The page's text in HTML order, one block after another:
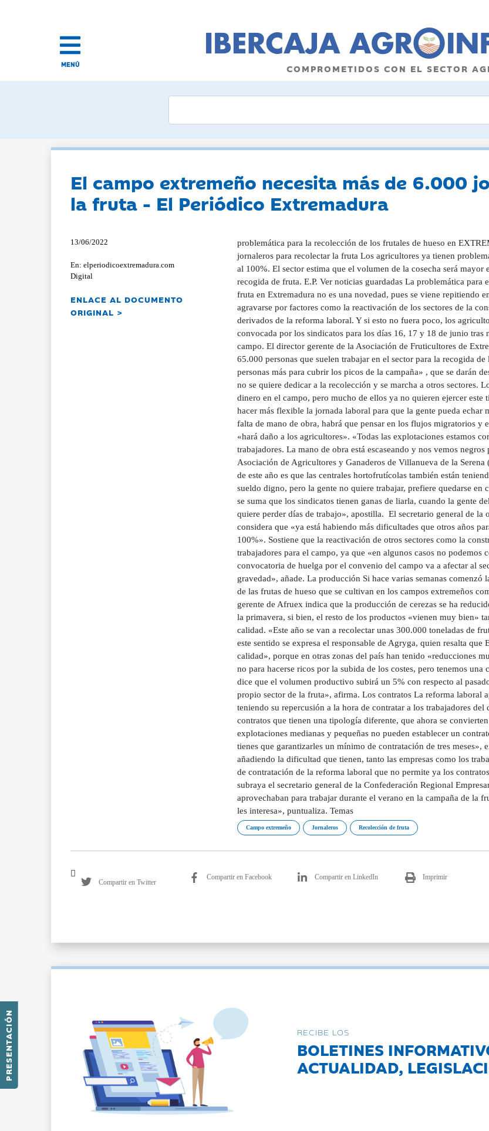
PRESENTACIÓN
MENÚ COMPROMETIDOS CON EL SECTOR
El campo extremeño necesita más de 6.000
la fruta - El Periódico Extremadura
13/06/2022
En: elperiodicoextremadura.com
Digital
ENLACE AL DOCUMENTO
ORIGINAL >
problemática para la recolección de los frutales de hueso en
jornaleros para recolectar la fruta Los agricultores ya tienen
al 100%. El sector estima que el volumen de la cosecha será
recogida de fruta. E.P. Ver noticias guardadas La problemática
fruta en Extremadura no es una novedad, pues se viene repitiendo
agravarse por factores como la reactivación de los sectores de la
derivados de la reforma laboral. Y si esto no fuera poco, los
convocada por los sindicatos para los días 16, 17 y 18 de junio
campo. El director gerente de la Asociación de Fruticultores de
65.000 personas que suelen trabajar en el sector para la recogida
personas más para cubrir los picos de la campaña» , que se darán
no se quiere dedicar a la recolección y se marcha a otros sectores.
dinero en el campo, pero mucho de ellos ya no quieren ejercer
hacer más flexible la jornada laboral para que la gente pueda
falta de mano de obra, habrá que pensar en los flujos migratorios y
«hará daño a los agricultores». «Todas las explotaciones estamos
trabajadores. La mano de obra está escaseando y nos vemos
Asociación de Agricultores y Ganaderos de Villanueva de la
de este año es que las centrales hortofrutícolas también están
sueldo digno, pero la gente no quiere trabajar, prefiere quedarse en
se suma que los sindicatos tienen ganas de liarla, cuando la gente
quiere perder días de trabajo», apostilla. El secretario general de
considera que «ya está habiendo más dificultades que otros años
100%». Sostiene que la reactivación de otros sectores como la
trabajadores para el campo, ya que «en algunos casos no
convocatoria de huelga por el convenio del campo va a afectar al
gravedad», añade. La producción Si hace varias semanas
de las frutas de hueso que se cultivan en los campos extremeños
gerente de Afruex indica que la producción de cerezas se ha
la primavera, si bien, el resto de los productos «vienen muy bien»
calidad. «Este año se van a recolectar unas 300.000 toneladas de
este sentido se expresa el responsable de Agryga, quien resalta
calidad», porque en otras zonas del país han tenido «reducciones
no para hacerse ricos por la subida de los costes, pero tenemos
dice que el volumen productivo subirá un 5% con respecto al
propio sector de la fruta», afirma. Los contratos La reforma laboral
teniendo su repercusión a la hora de contratar a los trabajadores
contratos que tienen una tipología diferente, que ahora se
explotaciones medianas y pequeñas no pueden establecer un
tienes que garantizarles un mínimo de contratación de tres
añadiendo la dificultad que tienen, tanto las empresas como los
de contratación de la reforma laboral que no permite ya los
subraya el secretario general de la Confederación Regional
aprovechaban para trabajar durante el verano en la campaña de la
les interesa», puntualiza. Temas
Campo extremeño Jornaleros Recolección de fruta
Compartir en Twitter
Compartir en Facebook Compartir en LinkedIn Imprimir
RECIBE LOS
BOLETINES
ACTUALIDAD,